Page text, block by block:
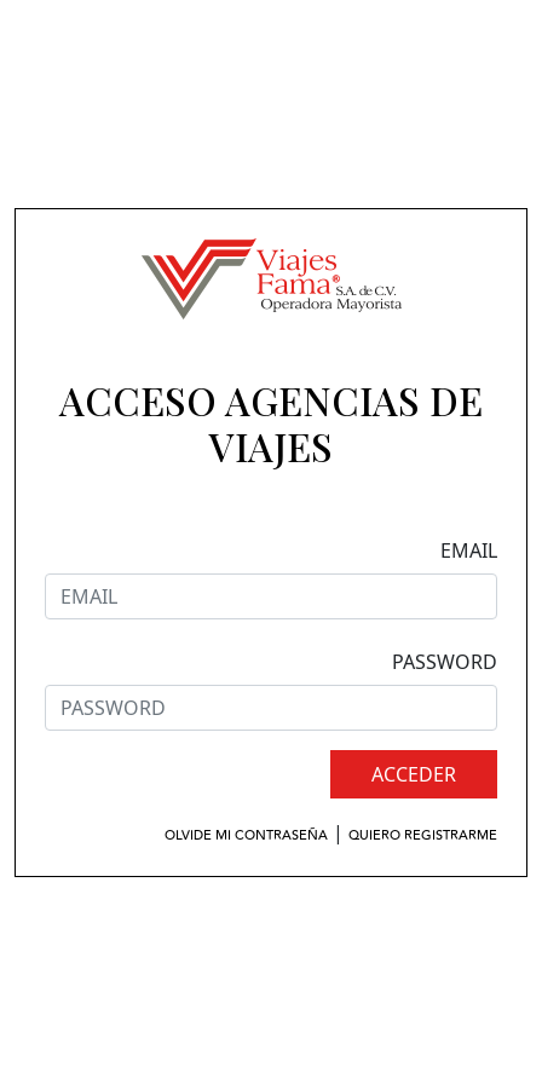
ACCESO AGENCIAS DE
VIAJES
EMAIL
PASSWORD
ACCEDER
OLVIDE MI CONTRASEÑA | QUIERO REGISTRARME